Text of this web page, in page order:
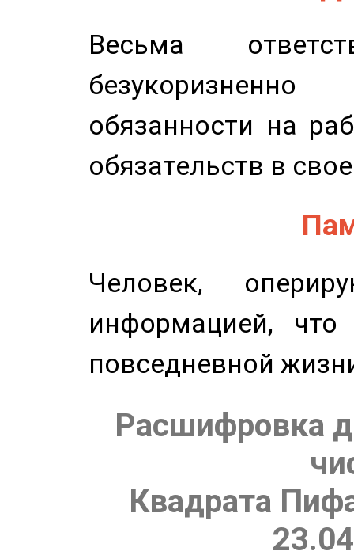
Весьма
обязанности на
обязательств в
Человек,
информацией,
повседневной
Расшифровка
Квадрата